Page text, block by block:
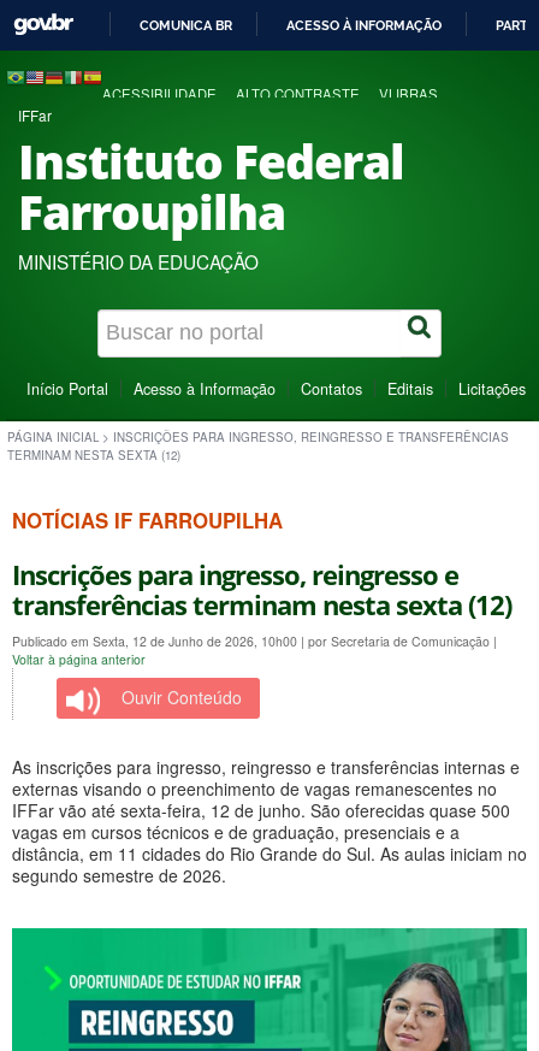
COMUNICA BR ACESSO À INFORMAÇÃO
ACESSIBILIDADE ALTO CONTRASTE VLIBRAS
IFFar
Instituto Federal
Farroupilha
MINISTÉRIO DA EDUCAÇÃO
Início Portal Acesso à Informação Contatos Editais Licitações
PÁGINA INICIAL > INSCRIÇÕES PARA INGRESSO, REINGRESSO E TRANSFERÊNCIAS
TERMINAM NESTA SEXTA (12)
NOTÍCIAS IF FARROUPILHA
Inscrições para ingresso, reingresso e
transferências terminam nesta sexta (12)
Publicado em Sexta, 12 de Junho de 2026, 10h00 | por Secretaria de Comunicação |
Voltar à página anterior
Ouvir Conteúdo
As inscrições para ingresso, reingresso e transferências internas e
externas visando o preenchimento de vagas remanescentes no
IFFar vão até sexta-feira, 12 de junho. São oferecidas quase 500
vagas em cursos técnicos e de graduação, presenciais e a
distância, em 11 cidades do Rio Grande do Sul. As aulas iniciam no
segundo semestre de 2026.